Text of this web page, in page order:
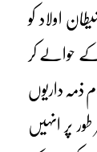
اولاد کو
کے حوالے کر
ذمہ داریوں
پر انہیں